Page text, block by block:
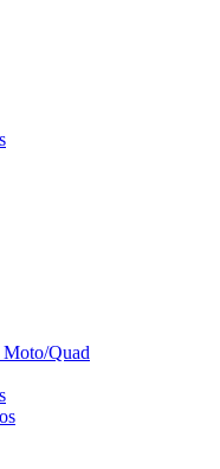
Moto/Quad